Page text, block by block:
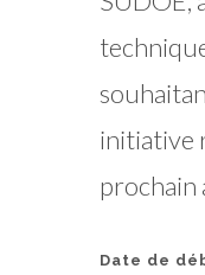
initiative
prochain
Date de